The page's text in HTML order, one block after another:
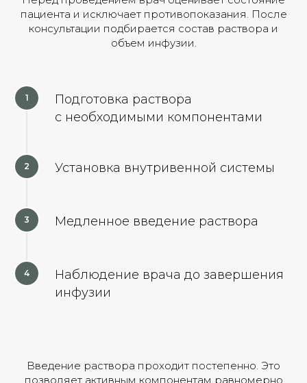
пациента и исключает противопоказания. После
консультации подбирается состав раствора и
объем инфузии.
Подготовка раствора
с необходимыми компонентами
Установка внутривенной системы
Медленное введение раствора
Наблюдение врача до завершения
инфузии
Введение раствора проходит постепенно. Это
позволяет активным компонентам равномерно